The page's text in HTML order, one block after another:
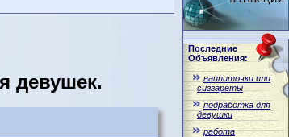
Последние
Объявления:
наппиточки или
сиггареты
подработка для
девушки
работа
девушек.